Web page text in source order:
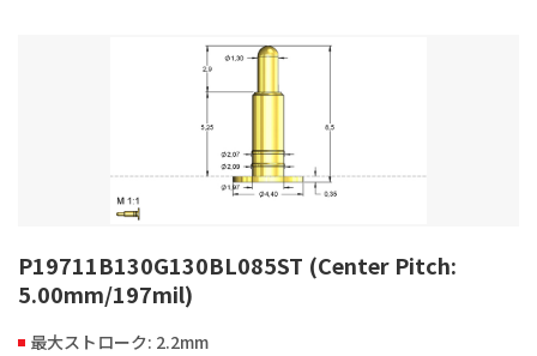
P19711B130G130BL085ST (Center Pitch:
5.00mm/197mil)
最大ストローク: 2.2mm